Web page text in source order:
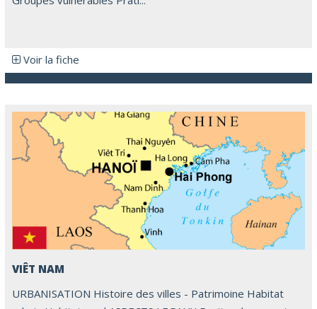
Voir la fiche
VIÊT NAM
URBANISATION Histoire des villes - Patrimoine Habitat